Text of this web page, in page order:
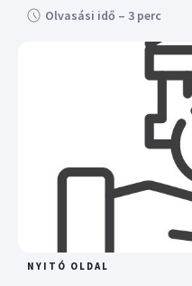
Olvasási idő – 3 perc
NYITÓ OLDAL